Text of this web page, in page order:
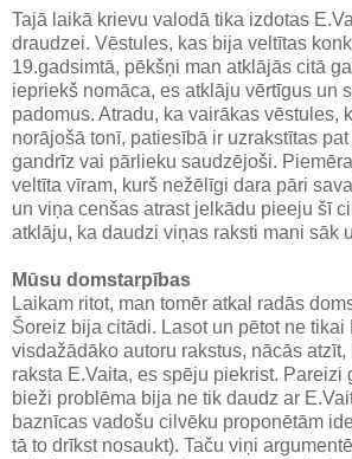
Tajā laikā krievu valodā tika izdotas
draudzei. Vēstules, kas bija veltītas
19.gadsimtā, pēkšņi man atklājās citā
iepriekš nomāca, es atklāju vērtīgus un
padomus. Atradu, ka vairākas vēstules,
norājošā tonī, patiesībā ir uzrakstītas
gandrīz vai pārlieku saudzējoši.
veltīta vīram, kurš nežēlīgi dara pāri
un viņa cenšas atrast jelkādu pieeju šī
atklāju, ka daudzi viņas raksti mani sāk
Mūsu domstarpības
Laikam ritot, man tomēr atkal radās
Šoreiz bija citādi. Lasot un pētot ne tikai
visdažādāko autoru rakstus, nācās atzīt,
raksta E.Vaita, es spēju piekrist. Pareizi
bieži problēma bija ne tik daudz ar
baznīcas vadošu cilvēku proponētām
tā to drīkst nosaukt). Taču viņi